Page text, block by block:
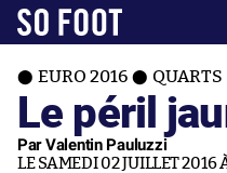
EURO 2016 QUARTS
Le péril
Par Valentin Pauluzzi
LE SAMEDI 02 JUILLET 2016